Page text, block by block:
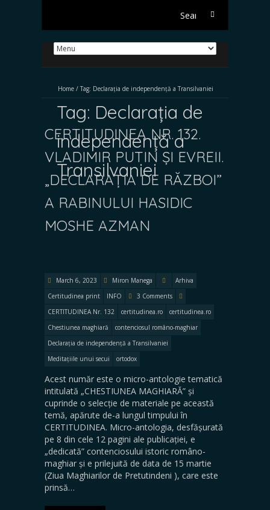
Search
Home / Tag: Declarația de independență a Transilvaniei
Tag: Declarația de
independență a
Transilvaniei
CERTITUDINEA NR. 132.
VLADIMIR PUTIN ȘI EVREII.
„DECLARAȚIA DE RĂZBOI”
A RABINULUI HASIDIC
MOSHE AZMAN
March 6, 2023 Miron Manega
Arhiva
Certitudinea print
INFO
3 Comments
CERTITUDINEA Nr. 132
certitudinea.ro
certitudinea.ro
Chestiunea maghiară
contenciosul româno-maghiar
Declarația de independență a Transilvaniei
Meditațiile unui secui
ortodox
Acest număr este o micro-antologie tematică
intitulată „CHESTIUNEA MAGHIARĂ” și
cuprinde o selecție de materiale pe această
temă, apărute de-a lungul timpului în
CERTITUDINEA. Micro-antologia, desfășurată
pe 8 din cele 12 pagini ale publicației, e
„dedicată” contenciosului istoric româno-
maghiar și e prilejuită de data de 15 martie
(Ziua Maghiarilor de Pretutindeni ), care este
prinsă…